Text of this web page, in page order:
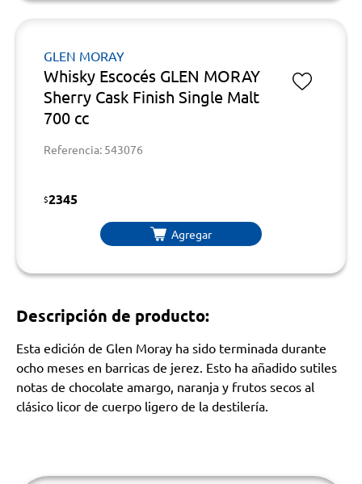
GLEN MORAY
Whisky Escocés GLEN MORAY
Sherry Cask Finish Single Malt
700 cc
Referencia: 543076
$2345
Agregar
Descripción de producto:
Esta edición de Glen Moray ha sido terminada durante
ocho meses en barricas de jerez. Esto ha añadido sutiles
notas de chocolate amargo, naranja y frutos secos al
clásico licor de cuerpo ligero de la destilería.